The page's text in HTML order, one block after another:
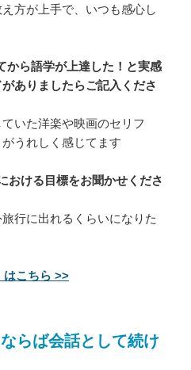
方が上手で、いつも感心し
から語学が上達した！と実感
ありましたらご記入くださ
いた洋楽や映画のセリフ
うれしく感じてます
おける目標をお聞かせくださ
行に出れるくらいになりた
はこちら >>
らば会話として続け